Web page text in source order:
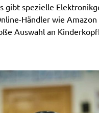
gibt spezielle
Händler wie
Auswahl an